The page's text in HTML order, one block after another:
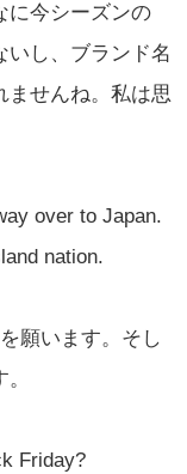
に今シーズンの
いし、ブランド名
ませんね。私は思
over to Japan.
nation.
願います。そし
Friday?